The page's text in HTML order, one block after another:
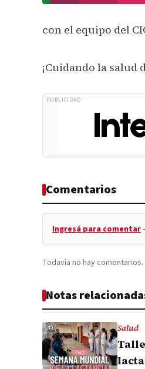
con el equipo del
¡Cuidando la salud
PUBLICIDAD
Comentarios
Ingresá para comentar
Todavía no hay
Notas
Salud